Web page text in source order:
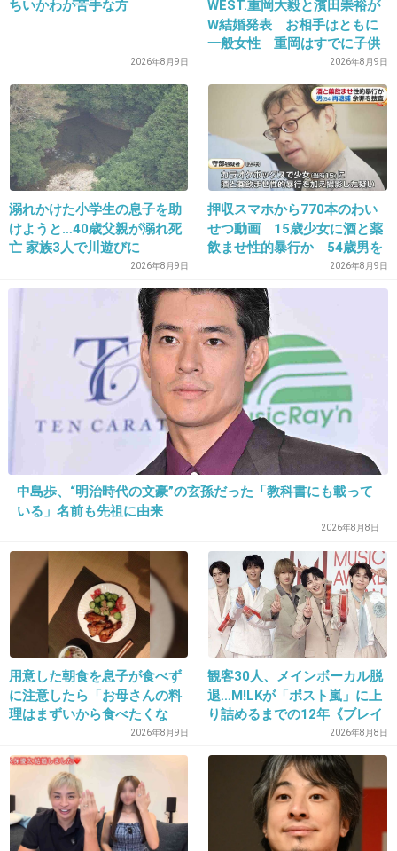
-3
26. 匿名2013/04/28(日) 21:43:37
絶対オカシイ
もうファンのみなさん
これ以上踊らされないで。
こんな茶番劇に付き合うのはやめましょう( ´△
+27
2013/04/28(日) 21:43:50
いまいち何の意味があるのかわからない
+8 -1
29. 匿名2013/04/28(日) 21:45:06
図々しい馬鹿
+21 -1
30. 匿名 2013/04/28(日) 21:45:07
下品なアイドルになる方法を伝授するんですね
ちいかわが苦手な方
2026年8月9日
WEST.重岡大毅と濱田崇裕が
W結婚発表 お相手はともに
一般女性 重岡はすでに子供
2026年8月9日
溺れかけた小学生の息子を助
けようと…40歳父親が溺れ死
亡 家族3人で川遊びに
2026年8月9日
押収スマホから770本のわい
せつ動画 15歳少女に酒と薬
飲ませ性的暴行か 54歳男を
再逮捕 「薬もありますよ」
とSNSで誘い出し
2026年8月9日
中島歩、“明治時代の文豪”の玄孫だった「教科書にも載って
いる」名前も先祖に由来
2026年8月8日
用意した朝食を息子が食べず
に注意したら「お母さんの料
理はまずいから食べたくな
い」と…「まずいなら食べな
くていい。今後は自分で食事
を用意しなさい。お金は渡
す」と言った話が議論に
2026年8月9日
観客30人、メインボーカル脱
退…M!LKが「ポスト嵐」に上
り詰めるまでの12年《ブレイ
2026年8月8日